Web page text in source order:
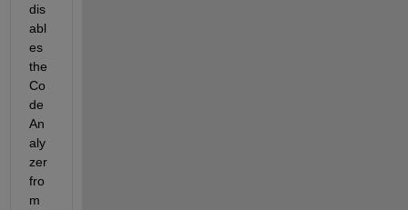
dis
abl
es
the
Co
de
An
aly
zer
fro
m